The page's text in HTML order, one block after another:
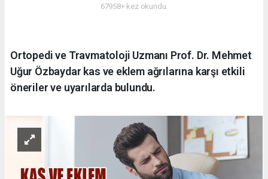
67958+ kez okundu.
Ortopedi ve Travmatoloji Uzmanı Prof. Dr. Mehmet
Uğur Özbaydar kas ve eklem ağrılarına karşı etkili
öneriler ve uyarılarda bulundu.